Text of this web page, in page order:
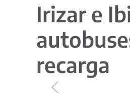
Irizar e
recarga